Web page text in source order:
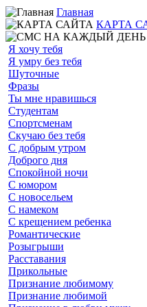
Главная
КАРТА
Я хочу тебя
Я умру без тебя
Шуточные
Фразы
Ты мне нравишься
Студентам
Спортсменам
Скучаю без тебя
С добрым утром
Доброго дня
Спокойной ночи
С юмором
С новосельем
С намеком
С крещением ребенка
Романтические
Розыгрыши
Расставания
Прикольные
Признание любимому
Признание любимой